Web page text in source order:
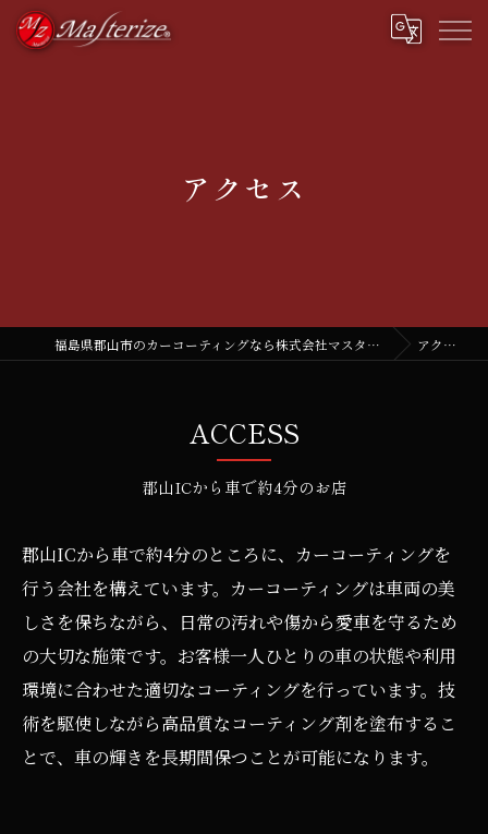
アクセス
福島県郡山市のカーコーティングなら株式会社マスタライズ アクセス
郡山ICから車で約4分のお店
ACCESS
郡山ICから車で約4分のところに、カーコーティングを
行う会社を構えています。カーコーティングは車両の美
しさを保ちながら、日常の汚れや傷から愛車を守るため
の大切な施策です。お客様一人ひとりの車の状態や利用
環境に合わせた適切なコーティングを行っています。技
術を駆使しながら高品質なコーティング剤を塗布するこ
とで、車の輝きを長期間保つことが可能になります。